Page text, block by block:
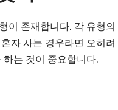
이 존재합니다. 각 유형
자 사는 경우라면 오히
는 것이 중요합니다.